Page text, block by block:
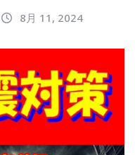
8月 11, 2024